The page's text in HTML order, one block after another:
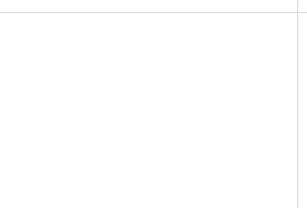
upletete 1 pár ponožek....